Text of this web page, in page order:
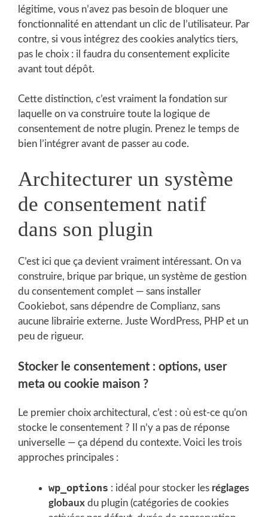
légitime, vous n’avez pas besoin de bloquer une
fonctionnalité en attendant un clic de l’utilisateur. Par
contre, si vous intégrez des cookies analytics tiers,
pas le choix : il faudra du consentement explicite
avant tout dépôt.
Cette distinction, c’est vraiment la fondation sur
laquelle on va construire toute la logique de
consentement de notre plugin. Prenez le temps de
bien l’intégrer avant de passer au code.
Architecturer un système
de consentement natif
dans son plugin
C’est ici que ça devient vraiment intéressant. On va
construire, brique par brique, un système de gestion
du consentement complet — sans installer
Cookiebot, sans dépendre de Complianz, sans
aucune librairie externe. Juste WordPress, PHP et un
peu de rigueur.
Stocker le consentement : options, user
meta ou cookie maison ?
Le premier choix architectural, c’est : où est-ce qu’on
stocke le consentement ? Il n’y a pas de réponse
universelle — ça dépend du contexte. Voici les trois
approches principales :
wp_options : idéal pour stocker les réglages
globaux du plugin (catégories de cookies